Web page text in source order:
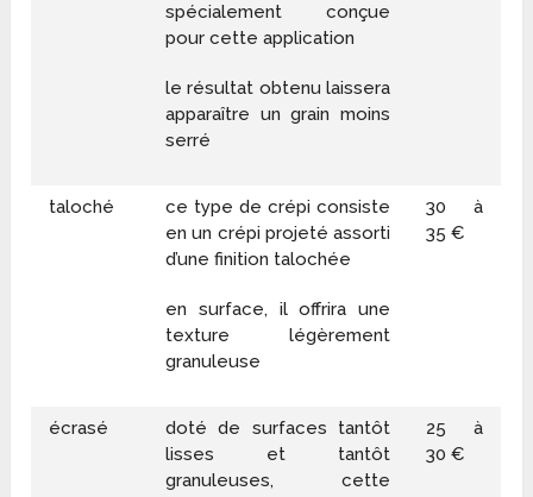
spécialement conçue
pour cette application
le résultat obtenu laissera
apparaître un grain moins
serré
taloché
ce type de crépi consiste
en un crépi projeté assorti
d’une finition talochée
en surface, il offrira une
texture légèrement
granuleuse
30 à
35 €
écrasé
doté de surfaces tantôt
lisses et tantôt
granuleuses, cette
25 à
30 €